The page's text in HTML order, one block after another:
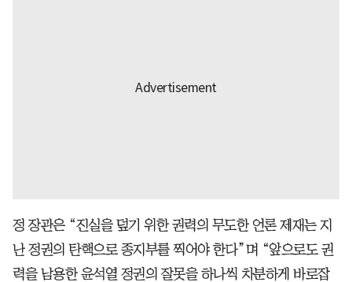
정 장관은 “진실을 덮기 위한 권력의 무도한 언론 제재는 지
난 정권의 탄핵으로 종지부를 찍어야 한다”며 “앞으로도 권
력을 남용한 윤석열 정권의 잘못을 하나씩 차분하게 바로잡